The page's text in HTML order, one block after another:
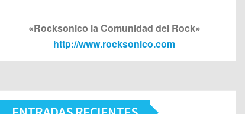
«Rocksonico la Comunidad del Rock»
http://www.rocksonico.com